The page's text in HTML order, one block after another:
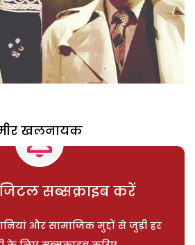
खलनायक
सब्सक्राइब करें
और सामाजिक मुद्दों से जुड़ी हर